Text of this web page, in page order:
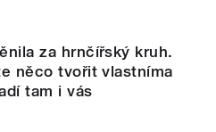
za hrnčířský kruh.
něco tvořit vlastníma
tam i vás